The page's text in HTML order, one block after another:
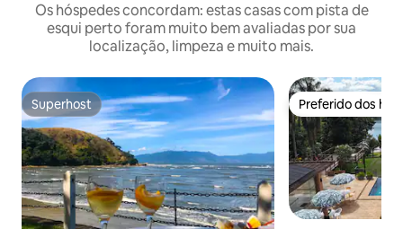
Os hóspedes concordam: estas casas com pista de
esqui perto foram muito bem avaliadas por sua
localização, limpeza e muito mais.
Superhost
Superhost Preferido dos
Preferido dos